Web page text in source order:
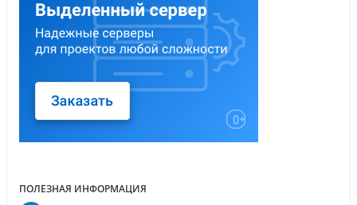
ПОЛЕЗНАЯ ИНФОРМАЦИЯ